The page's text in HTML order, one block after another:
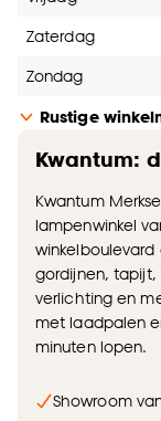
Zaterdag
Zondag
Rustige
Kwantum:
Kwantum
lampenwinkel
gordijnen, tapijt,
verlichting en
met laadpalen
minuten lopen.
Showroom